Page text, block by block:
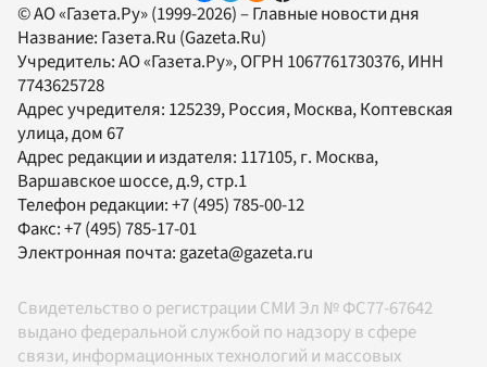
© АО «Газета.Ру» (1999-2026) – Главные новости дня
Название: Газета.Ru (Gazeta.Ru)
Учредитель:АО «Газета.Ру», ОГРН 1067761730376, ИНН
7743625728
Адрес учредителя: 125239, Россия, Москва, Коптевская
улица, дом 67
Адрес редакции и издателя: 117105, г. Москва,
Варшавское шоссе, д.9, стр.1
Телефон редакции:+7 (495) 785-00-12
Факс:+7 (495) 785-17-01
Электронная почта:gazeta@gazeta.ru
Свидетельство о регистрации СМИ Эл № ФС77-67642
выдано федеральной службой по надзору в сфере
связи, информационных технологий и массовых